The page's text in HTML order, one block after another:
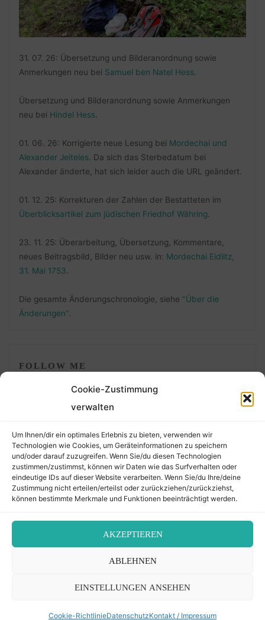
Cookie-Zustimmung
verwalten
Um Ihnen/dir ein optimales Erlebnis zu bieten, verwenden wir
Technologien wie Cookies, um Geräteinformationen zu speichern
und/oder darauf zuzugreifen. Wenn Sie/du diesen Technologien
zustimmen/zustimmst, können wir Daten wie das Surfverhalten oder
eindeutige IDs auf dieser Website verarbeiten. Wenn Sie/du Ihre/deine
Zustimmung nicht erteilen/erteilst oder zurückziehen/zurückziehst,
können bestimmte Merkmale und Funktionen beeinträchtigt werden.
AKZEPTIEREN
ABLEHNEN
EINSTELLUNGEN ANSEHEN
Cookie-RichtlinieDatenschutzKontakt / Impressum
31. 07. 26: Übersetzung und Bilderanordnung sowie
Anmerkungen neu bei Samuel ben Natel Hess.
Übersetzung und Bilderanordnung sowie Anmerkungen
neu bei Hindel Hess.
01. 06. 26: Korrigierte neue Lesung bei Mordechai und
Alexander Jeiteles. Da sich das Sterbedatum bei
Alexander änderte, hat sich leider auch die URL geändert.
01. 12. 25: Korrekturen der Zahlen der Bestatteten im
Überblicksartikel zum jüdischen Friedhof Währing.
23. 11. 25: Überarbeitung, Übersetzung, Kommentare,
neues Beitragsbild, Bilder neu usw. in: Mordechai Eidlitz,
31. Mai 1753.
Die gesamte Änderungschronologie, siehe "Über die
Änderungen".
FOLLOW ME
©2026 Der Transkribierer
Kontakt / Impressum
Cookie-Richtlinie (EU)
Back
to